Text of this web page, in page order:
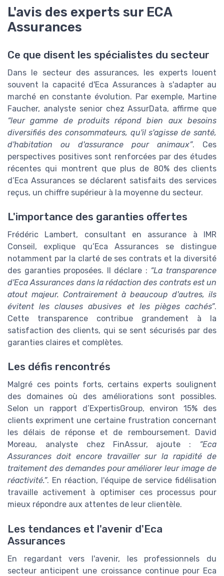
L'avis des experts sur ECA
Assurances
Ce que disent les spécialistes du secteur
Dans le secteur des assurances, les experts louent
souvent la capacité d'Eca Assurances à s'adapter au
marché en constante évolution. Par exemple, Martine
Faucher, analyste senior chez AssurData, affirme que
“leur gamme de produits répond bien aux besoins
diversifiés des consommateurs, qu'il s'agisse de santé,
d'habitation ou d'assurance pour animaux”. Ces
perspectives positives sont renforcées par des études
récentes qui montrent que plus de 80% des clients
d’Eca Assurances se déclarent satisfaits des services
reçus, un chiffre supérieur à la moyenne du secteur.
L'importance des garanties offertes
Frédéric Lambert, consultant en assurance à IMR
Conseil, explique qu’Eca Assurances se distingue
notamment par la clarté de ses contrats et la diversité
des garanties proposées. Il déclare : “La transparence
d'Eca Assurances dans la rédaction des contrats est un
atout majeur. Contrairement à beaucoup d'autres, ils
évitent les clauses abusives et les pièges cachés”.
Cette transparence contribue grandement à la
satisfaction des clients, qui se sent sécurisés par des
garanties claires et complètes.
Les défis rencontrés
Malgré ces points forts, certains experts soulignent
des domaines où des améliorations sont possibles.
Selon un rapport d’ExpertisGroup, environ 15% des
clients expriment une certaine frustration concernant
les délais de réponse et de remboursement. David
Moreau, analyste chez FinAssur, ajoute : “Eca
Assurances doit encore travailler sur la rapidité de
traitement des demandes pour améliorer leur image de
réactivité.”. En réaction, l'équipe de service fidélisation
travaille activement à optimiser ces processus pour
mieux répondre aux attentes de leur clientèle.
Les tendances et l'avenir d'Eca
Assurances
En regardant vers l'avenir, les professionnels du
secteur anticipent une croissance continue pour Eca